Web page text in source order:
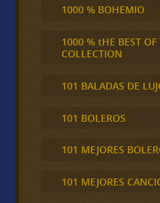
1000 % BOHEMIO
1000 % tHE BEST OF
COLLECTION
101 BALADAS DE
101 BOLEROS
101 MEJORES
101 MEJORES